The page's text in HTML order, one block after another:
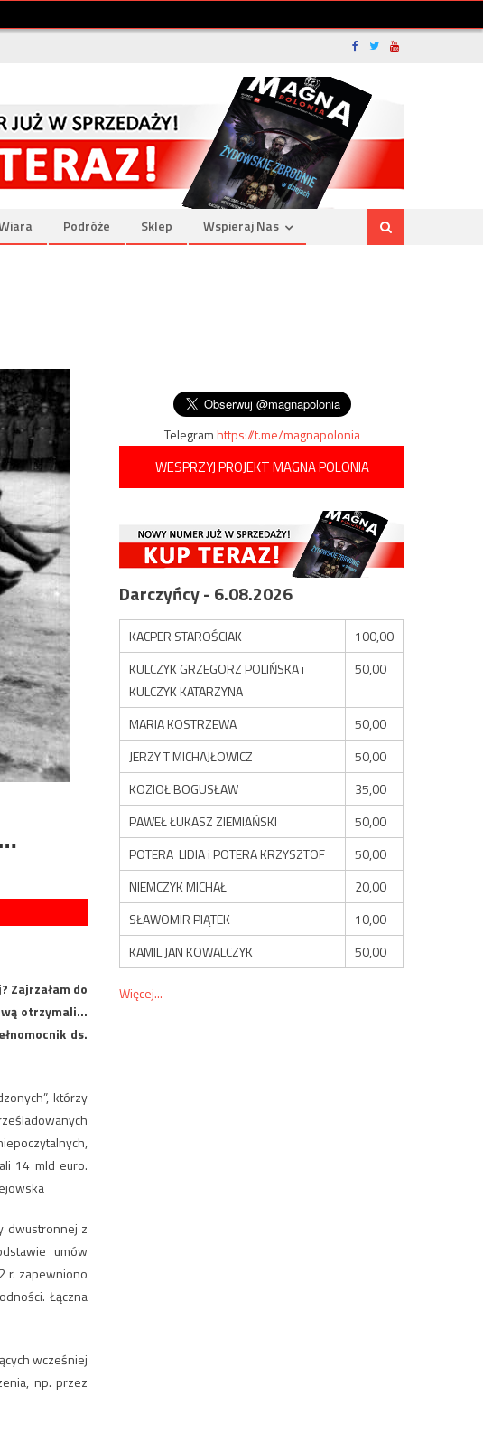
Podróże Sklep Wspieraj Nas
Zajrzałam do
otrzymali…
ds.
którzy
14 mld euro.
dwustronnej z
umów
r. zapewniono
Łączna
wcześniej
np. przez
Telegramhttps://t.me/magnapolonia
WESPRZYJ PROJEKT MAGNA POLONIA
Darczyńcy - 6.08.2026
KACPER STAROŚCIAK
100,00
KULCZYK GRZEGORZ POLIŃSKA i
KULCZYK KATARZYNA
50,00
MARIA KOSTRZEWA
50,00
JERZY T MICHAJŁOWICZ
50,00
KOZIOŁ BOGUSŁAW
35,00
PAWEŁ ŁUKASZ ZIEMIAŃSKI
50,00
POTERA LIDIA i POTERA KRZYSZTOF
50,00
NIEMCZYK MICHAŁ
20,00
SŁAWOMIR PIĄTEK
10,00
KAMIL JAN KOWALCZYK
50,00
Więcej...